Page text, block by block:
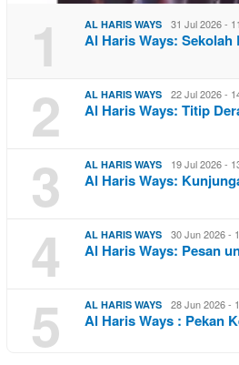
1 AL HARIS WAYS 31 Jul 2026 -
Al Haris Ways:
2 AL HARIS WAYS 22 Jul 2026 -
Al Haris Ways: Titip
3 AL HARIS WAYS 19 Jul 2026 -
Al Haris Ways:
4 AL HARIS WAYS 30 Jun 2026 -
Al Haris Ways: Pesan
5 AL HARIS WAYS 28 Jun 2026 -
Al Haris Ways : Pekan